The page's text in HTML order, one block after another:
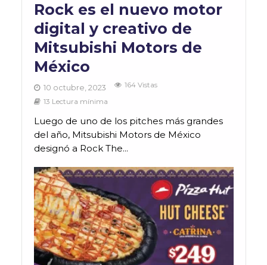
Rock es el nuevo motor
digital y creativo de
Mitsubishi Motors de
México
10 octubre, 2023
164 Vistas
13 Lectura mínima
Luego de uno de los pitches más grandes
del año, Mitsubishi Motors de México
designó a Rock The...